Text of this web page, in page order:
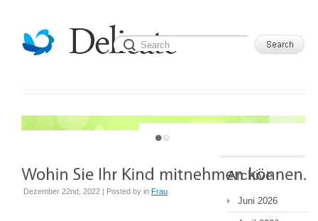
JUST ANOTHER WORDPRESS SITE
Dezember 22nd, 2022 | Posted by in Frau
Archive
Juni 2026